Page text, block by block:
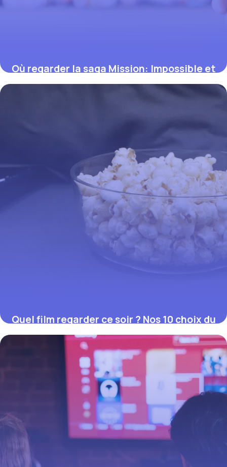
Où regarder la saga Mission: Impossible et
les films de Nolan en streaming (guide
Quel film regarder ce soir ? Nos 10 choix du
moment (juillet 2026)